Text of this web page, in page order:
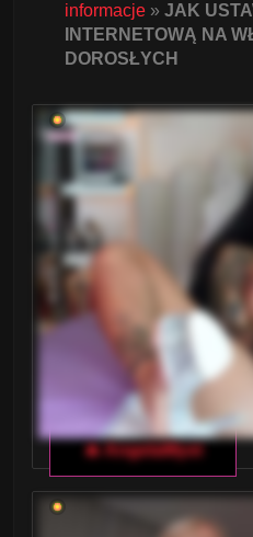
Babcie
Blondynki
Brunetki
Ciąża
Dojrzałe
Drobne Ciało
Duże tyłki
Gwizdy Porno
Kształtne
informacje » JAK
INTERNETOWĄ NA
DOROSŁYCH
🔥 AngelaMyst